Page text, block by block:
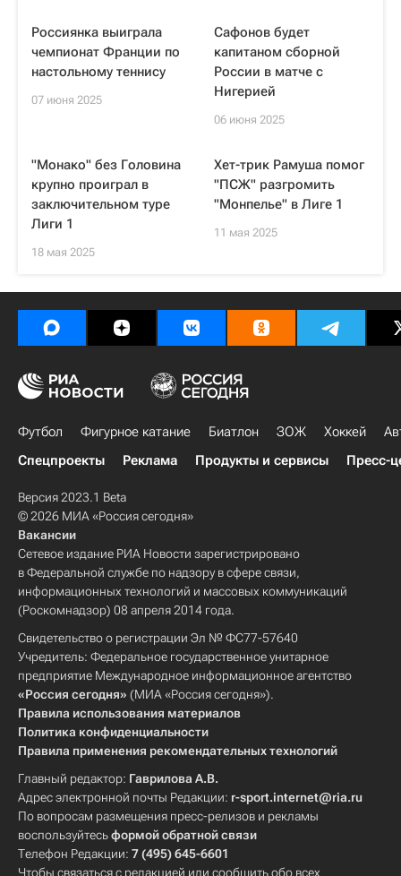
Россиянка выиграла
чемпионат Франции по
настольному теннису
07 июня 2025
Сафонов будет
капитаном сборной
России в матче с
Нигерией
06 июня 2025
"Монако" без Головина
крупно проиграл в
заключительном туре
Лиги 1
18 мая 2025
Хет-трик Рамуша помог
"ПСЖ" разгромить
"Монпелье" в Лиге 1
11 мая 2025
Футбол Фигурное катание Биатлон ЗОЖ Хоккей
Спецпроекты
Реклама Продукты и сервисы Пресс-
Версия 2023.1 Beta
© 2026 МИА «Россия сегодня»
Вакансии
Сетевое издание РИА Новости зарегистрировано
в Федеральной службе по надзору в сфере связи,
информационных технологий и массовых коммуникаций
(Роскомнадзор) 08 апреля 2014 года.
Свидетельство о регистрации Эл № ФС77-57640
Учредитель: Федеральное государственное унитарное
предприятие Международное информационное агентство
«Россия сегодня» (МИА «Россия сегодня»).
Правила использования материалов
Политика конфиденциальности
Правила применения рекомендательных технологий
Главный редактор: Гаврилова А.В.
Адрес электронной почты Редакции: r-sport.internet@ria.ru
По вопросам размещения пресс-релизов и рекламы
воспользуйтесьформой обратной связи
Телефон Редакции: 7 (495) 645-6601
Чтобы связаться с редакцией или сообщить обо всех